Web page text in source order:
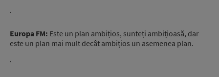
‘
Europa FM: Este un plan ambițios, sunteți ambițioasă, dar
este un plan mai mult decât ambițios un asemenea plan.
‘